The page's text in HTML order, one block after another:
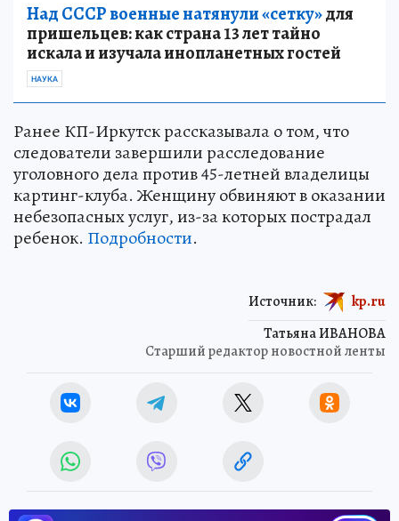
Над СССР военные натянули «сетку»для
пришельцев: как страна 13 лет тайно
искала и изучала инопланетных гостей
НАУКА
Ранее КП-Иркутск рассказывала о том, что
следователи завершили расследование
уголовного дела против 45-летней владелицы
картинг-клуба. Женщину обвиняют в оказании
небезопасных услуг, из-за которых пострадал
ребенок. Подробности.
Татьяна ИВАНОВА
Старший редактор новостной ленты
Источник: kp.ru